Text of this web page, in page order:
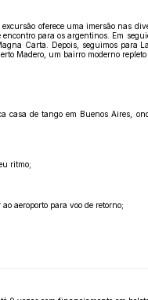
oferece uma imersão nas
para os argentinos. Em
Carta. Depois, seguimos para
Madero, um bairro moderno
casa de tango em Buenos Aires,
ritmo;
aeroporto para voo de retorno;